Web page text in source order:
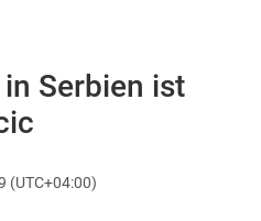
Serbien ist
(UTC+04:00)